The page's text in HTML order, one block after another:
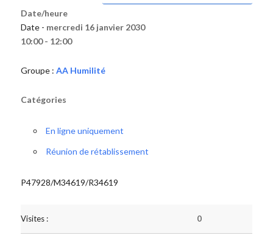
Date/heure
Date - mercredi 16 janvier 2030
10:00 - 12:00
Groupe : AA Humilité
Catégories
En ligne uniquement
Réunion de rétablissement
P47928/M34619/R34619
Visites : 0